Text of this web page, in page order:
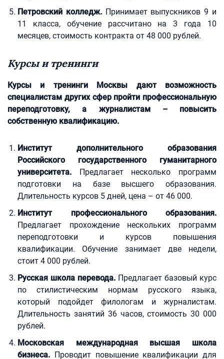
Петровский колледж.Принимает выпускников 9 и
11 класса, обучение рассчитано на 3 года 10
месяцев, стоимость контракта от 48 000 рублей.
Курсы и тренинги
Курсы и тренинги Москвы дают возможность
специалистам других сфер пройти профессиональную
переподготовку, а журналистам – повысить
собственную квалификацию.
Институт дополнительного образования
Российского государственного гуманитарного
университета. Предлагает несколько программ
подготовки на базе высшего образования.
Длительность курсов 5 дней, цена – от 46 000.
Институт профессионального образования.
Предлагает прохождение нескольких программ
переподготовки и курсов повышения
квалификации. Обучение занимает две недели,
стоит 4 000 рублей.
Русская школа перевода. Предлагает базовый курс
по стилистическим нормам русского языка,
который подойдет филологам и журналистам.
Длительность занятий 36 часов, стоимость 30 000
рублей.
Московская международная высшая школа
бизнеса. Проводит повышение квалификации для